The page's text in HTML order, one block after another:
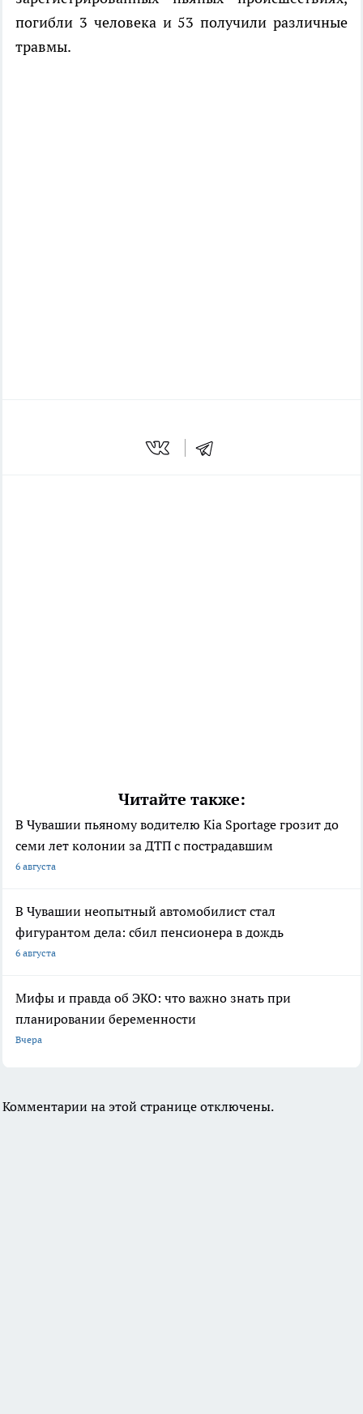
погибли 3 человека и 53 получили различные
травмы.
Читайте также:
В Чувашии пьяному водителю Kia Sportage грозит до
семи лет колонии за ДТП с пострадавшим
6 августа
В Чувашии неопытный автомобилист стал
фигурантом дела: сбил пенсионера в дождь
6 августа
Мифы и правда об ЭКО: что важно знать при
планировании беременности
Вчера
Комментарии на этой странице отключены.